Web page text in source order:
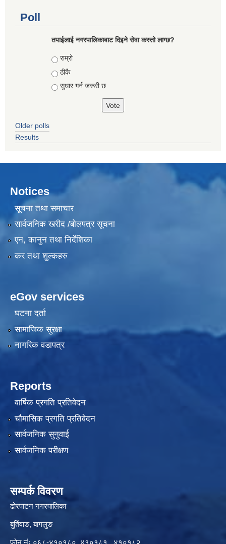
Poll
तपाईलाई नगरपालिकाबाट दिइने सेवा कस्तो लाग्छ?
Choices
राम्रो
ठीकै
सुधार गर्न जरूरी छ
Older polls
Results
Notices
सूचना तथा समाचार
सार्वजनिक खरीद /बोलपत्र सूचना
एन, कानुन तथा निर्देशिका
कर तथा शुल्कहरु
eGov services
घटना दर्ता
सामाजिक सुरक्षा
नागरिक वडापत्र
Reports
वार्षिक प्रगति प्रतिवेदन
चौमासिक प्रगति प्रतिवेदन
सार्वजनिक सुनुवाई
सार्वजनिक परीक्षण
सम्पर्क विवरण
ढोरपाटन नगरपालिका
बुर्तिवाङ, बागलुङ
फोन नंः ०६८-४१०१८० ,४१०१८१ , ४१०१८२